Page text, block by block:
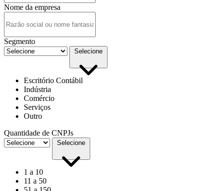
Nome da empresa
Segmento
Selecione
Escritório Contábil
Indústria
Comércio
Serviços
Outro
Quantidade de CNPJs
Selecione
1 a 10
11 a 50